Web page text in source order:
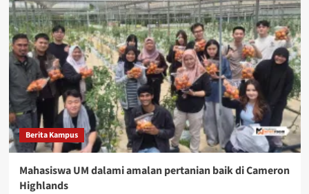
Berita Kampus
Mahasiswa UM dalami amalan pertanian baik di Cameron
Highlands